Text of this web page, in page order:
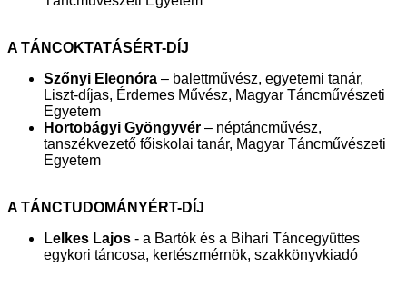
A TÁNCOKTATÁSÉRT-DÍJ
Szőnyi Eleonóra – balettművész, egyetemi tanár,
Liszt-díjas, Érdemes Művész, Magyar Táncművészeti
Egyetem
Hortobágyi Gyöngyvér – néptáncművész,
tanszékvezető főiskolai tanár, Magyar Táncművészeti
Egyetem
A TÁNCTUDOMÁNYÉRT-DÍJ
Lelkes Lajos - a Bartók és a Bihari Táncegyüttes
egykori táncosa, kertészmérnök, szakkönyvkiadó